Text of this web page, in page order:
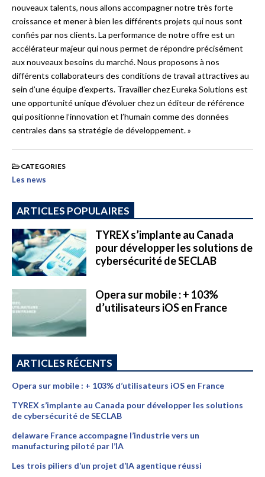
nouveaux talents, nous allons accompagner notre très forte
croissance et mener à bien les différents projets qui nous sont
confiés par nos clients. La performance de notre offre est un
accélérateur majeur qui nous permet de répondre précisément
aux nouveaux besoins du marché. Nous proposons à nos
différents collaborateurs des conditions de travail attractives au
sein d’une équipe d’experts. Travailler chez Eureka Solutions est
une opportunité unique d’évoluer chez un éditeur de référence
qui positionne l’innovation et l’humain comme des données
centrales dans sa stratégie de développement. »
CATEGORIES
Les news
ARTICLES POPULAIRES
TYREX s’implante au Canada
pour développer les solutions de
cybersécurité de SECLAB
Opera sur mobile : + 103%
d’utilisateurs iOS en France
ARTICLES RÉCENTS
Opera sur mobile : + 103% d’utilisateurs iOS en France
TYREX s’implante au Canada pour développer les solutions
de cybersécurité de SECLAB
delaware France accompagne l’industrie vers un
manufacturing piloté par l’IA
Les trois piliers d’un projet d’IA agentique réussi